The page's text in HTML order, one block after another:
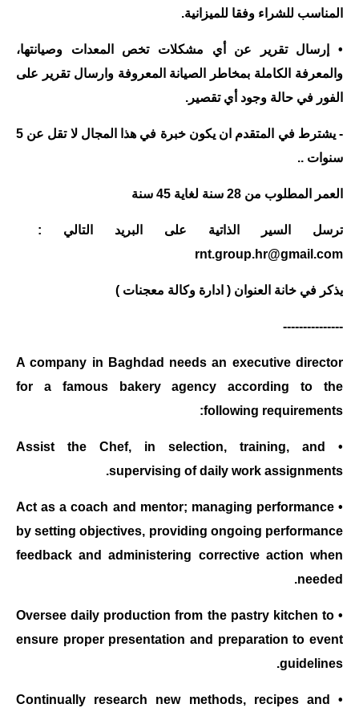
المناسب للشراء وفقا للميزانية.
• إرسال تقرير عن أي مشكلات تخص المعدات وصيانتها،
والمعرفة الكاملة بمخاطر الصيانة المعروفة وارسال تقرير على
الفور في حالة وجود أي تقصير.
- يشترط في المتقدم ان يكون خبرة في هذا المجال لا تقل عن 5
سنوات ..
العمر المطلوب من 28 سنة لغاية 45 سنة
ترسل السير الذاتية على البريد التالي :
rnt.group.hr@gmail.com
يذكر في خانة العنوان ( ادارة وكالة معجنات )
---------------
A company in Baghdad needs an executive director
for a famous bakery agency according to the
following requirements:
• Assist the Chef, in selection, training, and
supervising of daily work assignments.
• Act as a coach and mentor; managing performance
by setting objectives, providing ongoing performance
feedback and administering corrective action when
needed.
• Oversee daily production from the pastry kitchen to
ensure proper presentation and preparation to event
guidelines.
• Continually research new methods, recipes and